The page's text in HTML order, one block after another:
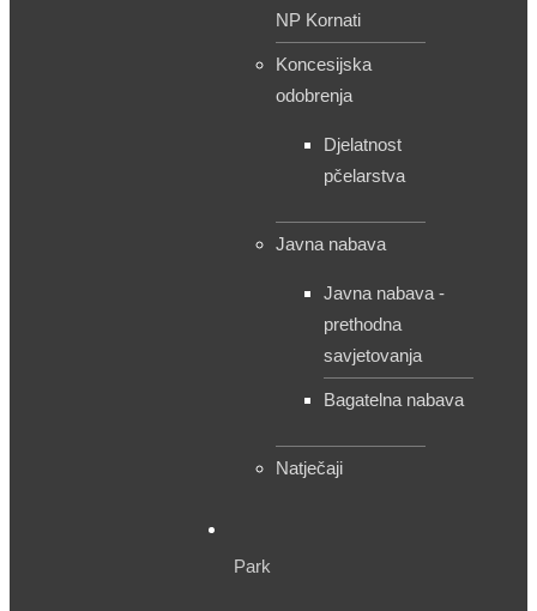
NP Kornati
Koncesijska
odobrenja
Djelatnost
pčelarstva
Javna nabava
Javna nabava -
prethodna
savjetovanja
Bagatelna nabava
Natječaji
Park